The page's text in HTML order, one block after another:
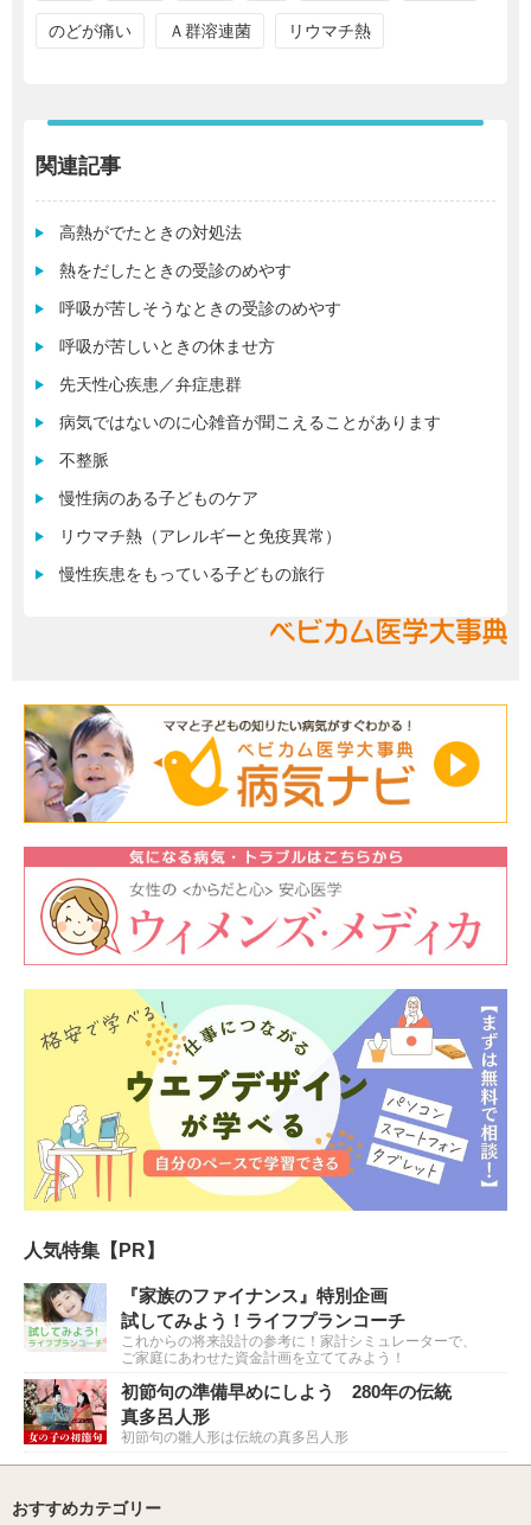
のどが痛い Ａ群溶連菌 リウマチ熱
関連記事
高熱がでたときの対処法
熱をだしたときの受診のめやす
呼吸が苦しそうなときの受診のめやす
呼吸が苦しいときの休ませ方
先天性心疾患／弁症患群
病気ではないのに心雑音が聞こえることがあります
不整脈
慢性病のある子どものケア
リウマチ熱（アレルギーと免疫異常）
慢性疾患をもっている子どもの旅行
人気特集【PR】
『家族のファイナンス』特別企画
試してみよう！ライフプランコーチ
これからの将来設計の参考に！家計シミュレーターで、
ご家庭にあわせた資金計画を立ててみよう！
初節句の準備早めにしよう 280年の伝統
真多呂人形
初節句の雛人形は伝統の真多呂人形
おすすめカテゴリー